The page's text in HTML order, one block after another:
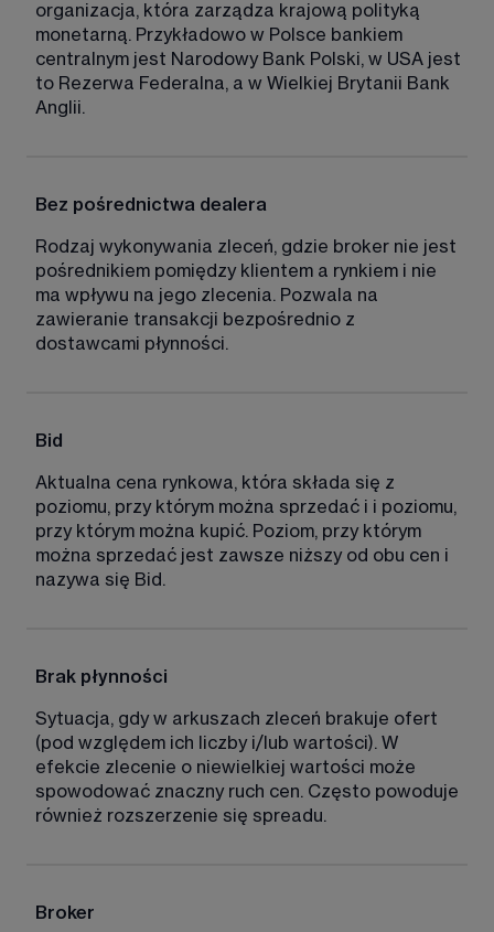
organizacja, która zarządza krajową polityką
monetarną. Przykładowo w Polsce bankiem
centralnym jest Narodowy Bank Polski, w USA jest
to Rezerwa Federalna, a w Wielkiej Brytanii Bank
Anglii.
Bez pośrednictwa dealera
Rodzaj wykonywania zleceń, gdzie broker nie jest
pośrednikiem pomiędzy klientem a rynkiem i nie
ma wpływu na jego zlecenia. Pozwala na
zawieranie transakcji bezpośrednio z
dostawcami płynności.
Bid
Aktualna cena rynkowa, która składa się z
poziomu, przy którym można sprzedać i i poziomu,
przy którym można kupić. Poziom, przy którym
można sprzedać jest zawsze niższy od obu cen i
nazywa się Bid.
Brak płynności
Sytuacja, gdy w arkuszach zleceń brakuje ofert
(pod względem ich liczby i/lub wartości). W
efekcie zlecenie o niewielkiej wartości może
spowodować znaczny ruch cen. Często powoduje
również rozszerzenie się spreadu.
Broker